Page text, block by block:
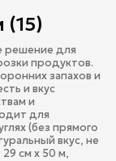
(15)
решение для
продуктов.
запахов и
и вкус
и
для
(без прямого
вкус, не
см х 50 м,